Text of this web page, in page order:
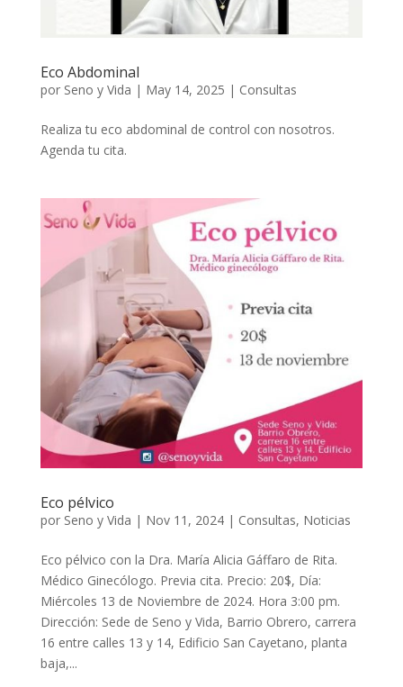
Eco Abdominal
por Seno y Vida | May 14, 2025 | Consultas
Realiza tu eco abdominal de control con nosotros.
Agenda tu cita.
Eco pélvico
por Seno y Vida | Nov 11, 2024| Consultas, Noticias
Eco pélvico con la Dra. María Alicia Gáffaro de Rita.
Médico Ginecólogo. Previa cita. Precio: 20$, Día:
Miércoles 13 de Noviembre de 2024. Hora 3:00 pm.
Dirección: Sede de Seno y Vida, Barrio Obrero, carrera
16 entre calles 13 y 14, Edificio San Cayetano, planta
baja,...